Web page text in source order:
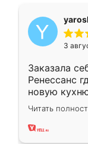
3
Заказала
Ренессанс
новую
вполне
два года,
Читать